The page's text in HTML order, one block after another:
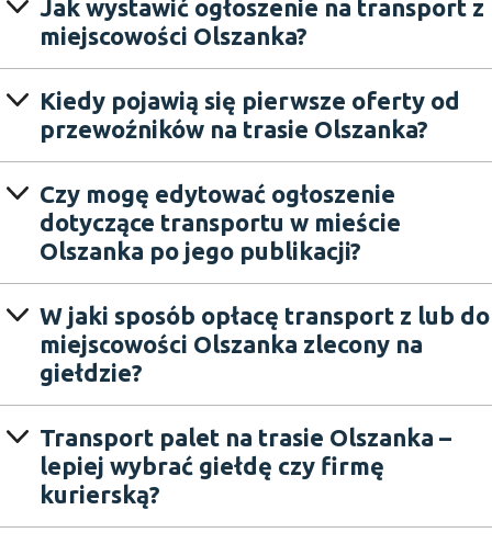
Jak wystawić ogłoszenie na transport z
miejscowości Olszanka?
Kiedy pojawią się pierwsze oferty od
przewoźników na trasie Olszanka?
Czy mogę edytować ogłoszenie
dotyczące transportu w mieście
Olszanka po jego publikacji?
W jaki sposób opłacę transport z lub do
miejscowości Olszanka zlecony na
giełdzie?
Transport palet na trasie Olszanka –
lepiej wybrać giełdę czy firmę
kurierską?